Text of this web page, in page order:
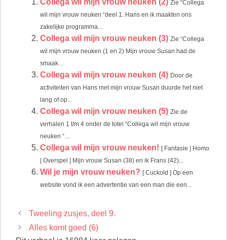
Zie “Collega
wil mijn vrouw neuken “deel 1. Hans en ik maakten ons
zakelijke programma...
Collega wil mijn vrouw neuken (3) Zie “Collega
wil mijn vrouw neuken (1 en 2) Mijn vrouw Susan had de
smaak...
Collega wil mijn vrouw neuken (4) Door de
activiteiten van Hans met mijn vrouw Susan duurde het niet
lang of op...
Collega wil mijn vrouw neuken (5) Zie de
verhalen 1 t/m 4 onder de totel “Collega wil mijn vrouw
neuken “....
Collega wil mijn vrouw neuken! [ Fantasie | Homo
| Overspel ] Mijn vrouw Susan (38) en ik Frans (42)...
Wil je mijn vrouw neuken? [ Cuckold ] Op een
website vond ik een advertentie van een man die een...
Tweeling zusjes, deel 9.
Alles komt goed (6)